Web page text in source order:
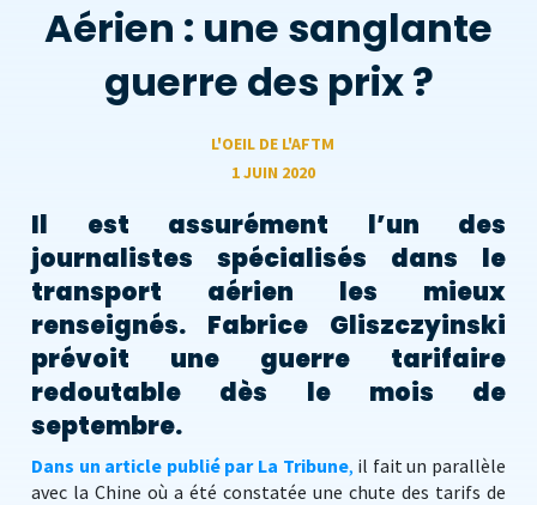
Aérien : une sanglante
guerre des prix ?
L'OEIL DE L'AFTM
1 JUIN 2020
Il est assurément l’un des
journalistes spécialisés dans le
transport aérien les mieux
renseignés. Fabrice Gliszczyinski
prévoit une guerre tarifaire
redoutable dès le mois de
septembre.
Dans un article publié par La Tribune, il fait un parallèle
avec la Chine où a été constatée une chute des tarifs de